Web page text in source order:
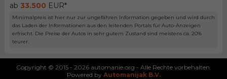
ab 33.500 EUR*
Minimalpreis ist hier nur zur ungefähren Information gegeben und wird durch
das Laden der Informationen aus den leitenden Portals für Auto-Anzeigen
erfrischt. Die Preise der Autos in sehr gutem Zustand sind meistens ca. 20%
teurer.
Copyright © 2015 - 2026 automanie.org - Alle Rechte vorbehalten.
Powered by Automanijak B.V.